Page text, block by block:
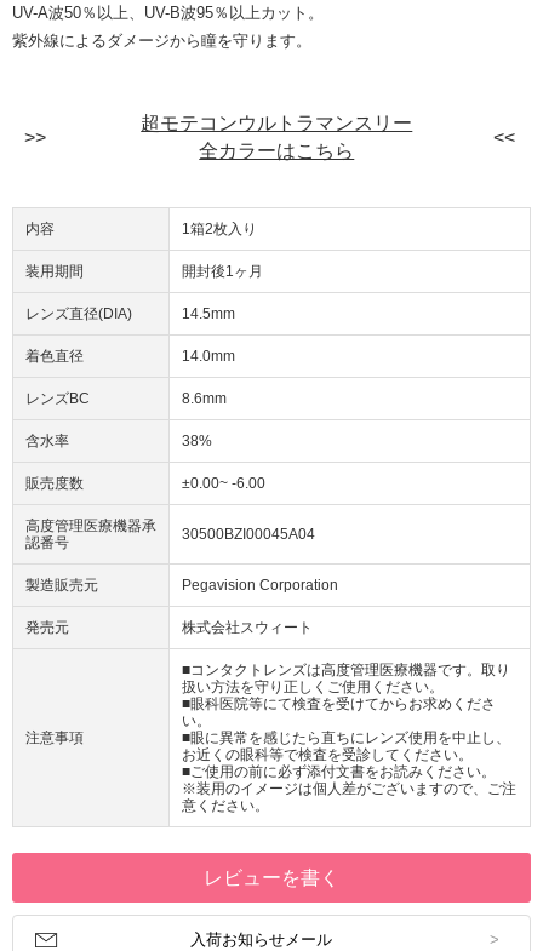
UV-A波50％以上、UV-B波95％以上カット。
紫外線によるダメージから瞳を守ります。
超モテコンウルトラマンスリー
全カラーはこちら
内容 1箱2枚入り
装用期間 開封後1ヶ月
レンズ直径(DIA) 14.5mm
着色直径 14.0mm
レンズBC 8.6mm
含水率 38%
販売度数 ±0.00~ -6.00
高度管理医療機器承
認番号
30500BZI00045A04
製造販売元 Pegavision Corporation
発売元 株式会社スウィート
注意事項
■コンタクトレンズは高度管理医療機器です。取り
扱い方法を守り正しくご使用ください。
■眼科医院等にて検査を受けてからお求めくださ
い。
■眼に異常を感じたら直ちにレンズ使用を中止し、
お近くの眼科等で検査を受診してください。
■ご使用の前に必ず添付文書をお読みください。
※装用のイメージは個人差がございますので、ご注
意ください。
レビューを書く
入荷お知らせメール